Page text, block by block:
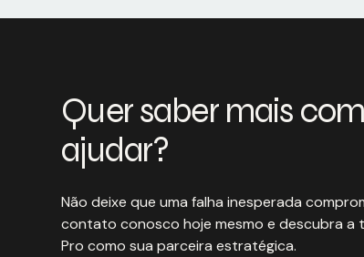
Quer saber mais
ajudar?
Não deixe que uma falha inesperada
contato conosco hoje mesmo e descubra a
Pro como sua parceira estratégica.